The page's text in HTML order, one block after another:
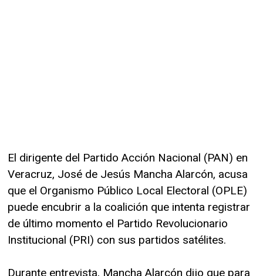
El dirigente del Partido Acción Nacional (PAN) en
Veracruz, José de Jesús Mancha Alarcón, acusa
que el Organismo Público Local Electoral (OPLE)
puede encubrir a la coalición que intenta registrar
de último momento el Partido Revolucionario
Institucional (PRI) con sus partidos satélites.
Durante entrevista, Mancha Alarcón dijo que para